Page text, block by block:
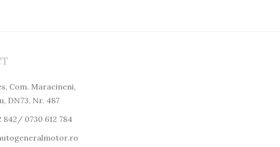
Com. Maracineni,
DN73, Nr. 487
842/ 0730 612 784